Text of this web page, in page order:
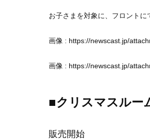
お子さまを対象に、フロントに
画像 : https://newscast.jp/
画像 : https://newscast.jp/
■クリスマスルー
販売開始